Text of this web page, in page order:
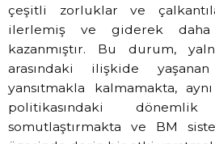
çeşitli zorluklar ve
ilerlemiş ve giderek
kazanmıştır. Bu durum,
arasındaki ilişkide
yansıtmakla kalmamakta,
politikasındaki
somutlaştırmakta ve BM